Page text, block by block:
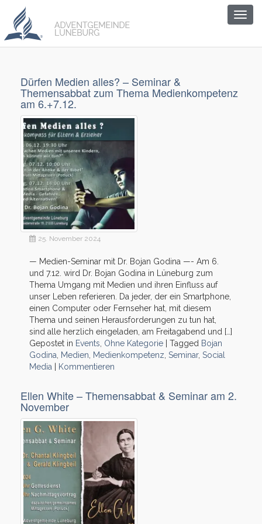
Dürfen Medien alles? – Seminar &
Themensabbat zum Thema Medienkompetenz
am 6.+7.12.
25. November 2024
— Medien-Seminar mit Dr. Bojan Godina —- Am 6.
und 7.12. wird Dr. Bojan Godina in Lüneburg zum
Thema Umgang mit Medien und ihren Einfluss auf
unser Leben referieren. Da jeder, der ein Smartphone,
einen Computer oder Fernseher hat, mit diesem
Thema und seinen Herausforderungen zu tun hat,
sind alle herzlich eingeladen, am Freitagabend und […]
Gepostet in Events Ohne Kategorie Tagged Bojan
Godina
Medien Medienkompetenz Seminar, Social
Media
Kommentieren
Ellen White – Themensabbat & Seminar am 2.
November